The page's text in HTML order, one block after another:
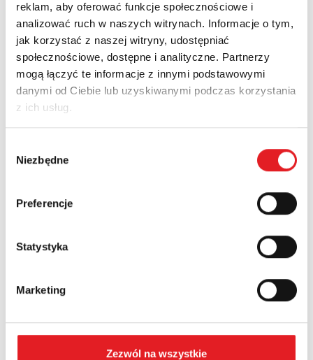
reklam, aby oferować funkcje społecznościowe i
analizować ruch w naszych witrynach. Informacje o tym,
jak korzystać z naszej witryny, udostępniać
społecznościowe, dostępne i analityczne. Partnerzy
mogą łączyć te informacje z innymi podstawowymi
danymi od Ciebie lub uzyskiwanymi podczas korzystania
z ich usług.
zgody
Niezbędne
Preferencje
Statystyka
Marketing
Zezwól na wszystkie
Phone:
Country:
Contents: *
personal data in the
I have read thePrivacy Policy*